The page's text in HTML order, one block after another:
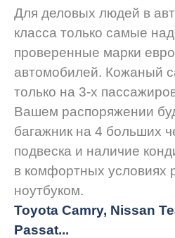
Для деловых людей в
класса только самые
проверенные марки
автомобилей. Кожаный
только на 3-х
Вашем распоряжении
багажник на 4 больших
подвеска и наличие
в комфортных условиях
ноутбуком.
Toyota Camry, Nissan
Passat...